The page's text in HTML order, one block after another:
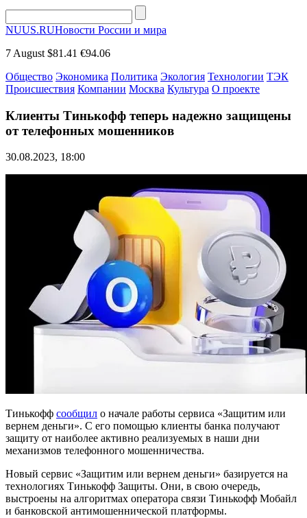
NUUS.RUНовости России и мира
7 August $81.41 €94.06
Общество Экономика Политика Экология Технологии ТЭК
Происшествия Компании Москва Культура О проекте
Клиенты Тинькофф теперь надежно защищены
от телефонных мошенников
30.08.2023, 18:00
Тинькофф сообщил о начале работы сервиса «Защитим или
вернем деньги». С его помощью клиенты банка получают
защиту от наиболее активно реализуемых в наши дни
механизмов телефонного мошенничества.
Новый сервис «Защитим или вернем деньги» базируется на
технологиях Тинькофф Защиты. Они, в свою очередь,
выстроены на алгоритмах оператора связи Тинькофф Мобайл
и банковской антимошеннической платформы.